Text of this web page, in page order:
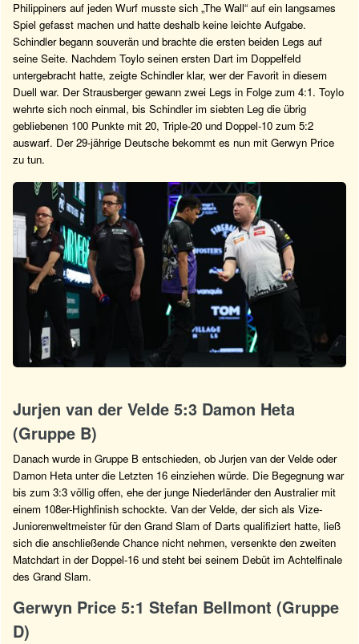
Philippiners auf jeden Wurf musste sich „The Wall“ auf ein langsames
Spiel gefasst machen und hatte deshalb keine leichte Aufgabe.
Schindler begann souverän und brachte die ersten beiden Legs auf
seine Seite. Nachdem Toylo seinen ersten Dart im Doppelfeld
untergebracht hatte, zeigte Schindler klar, wer der Favorit in diesem
Duell war. Der Strausberger gewann zwei Legs in Folge zum 4:1. Toylo
wehrte sich noch einmal, bis Schindler im siebten Leg die übrig
gebliebenen 100 Punkte mit 20, Triple-20 und Doppel-10 zum 5:2
auswarf. Der 29-jährige Deutsche bekommt es nun mit Gerwyn Price
zu tun.
Jurjen van der Velde 5:3 Damon Heta
(Gruppe B)
Danach wurde in Gruppe B entschieden, ob Jurjen van der Velde oder
Damon Heta unter die Letzten 16 einziehen würde. Die Begegnung war
bis zum 3:3 völlig offen, ehe der junge Niederländer den Australier mit
einem 108er-Highfinish schockte. Van der Velde, der sich als Vize-
Juniorenweltmeister für den Grand Slam of Darts qualifiziert hatte, ließ
sich die anschließende Chance nicht nehmen, versenkte den zweiten
Matchdart in der Doppel-16 und steht bei seinem Debüt im Achtelfinale
des Grand Slam.
Gerwyn Price 5:1 Stefan Bellmont (Gruppe
D)